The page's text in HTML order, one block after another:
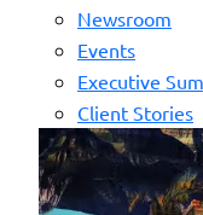
Newsroom
Events
Executive
Client Stories